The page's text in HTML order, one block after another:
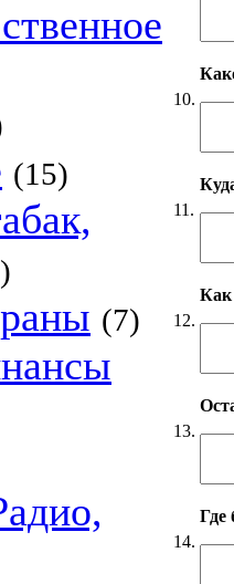
(15)
(7)
10.
11.
12.
Как
13.
14.
Где